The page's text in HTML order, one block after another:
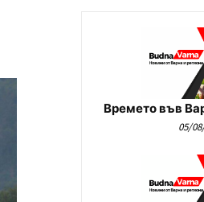
Времето във
05/